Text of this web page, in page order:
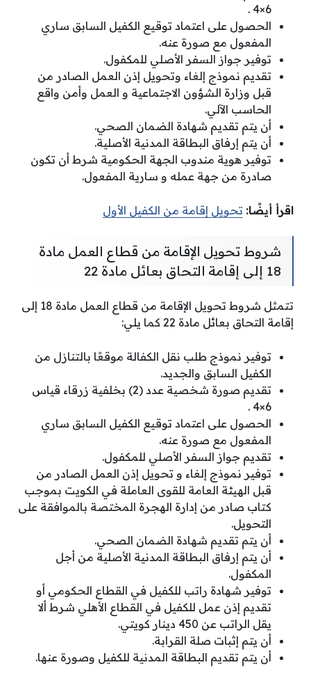
6×4 .
الحصول على اعتماد توقيع الكفيل السابق ساري
المفعول مع صورة عنه.
توفير جواز السفر الأصلي للمكفول.
تقديم نموذج إلغاء وتحويل إذن العمل الصادر من
قبل وزارة الشؤون الاجتماعية و العمل وأمن واقع
الحاسب الآلي.
أن يتم تقديم شهادة الضمان الصحي.
أن يتم إرفاق البطاقة المدنية الأصلية.
توفير هوية مندوب الجهة الحكومية شرط أن تكون
صادرة من جهة عمله و سارية المفعول.
اقرأ أيضًا: تحويل إقامة من الكفيل الأول
شروط تحويل الإقامة من قطاع العمل مادة
18 إلى إقامة التحاق بعائل مادة 22
تتمثل شروط تحويل الإقامة من قطاع العمل مادة 18 إلى
إقامة التحاق بعائل مادة 22 كما يلي:
توفير نموذج طلب نقل الكفالة موقعًا بالتنازل من
الكفيل السابق والجديد.
تقديم صورة شخصية عدد (2) بخلفية زرقاء قياس
6×4 .
الحصول على اعتماد توقيع الكفيل السابق ساري
المفعول مع صورة عنه.
تقديم جواز السفر الأصلي للمكفول.
توفير نموذج إلغاء و تحويل إذن العمل الصادر من
قبل الهيئة العامة للقوى العاملة في الكويت بموجب
كتاب صادر من إدارة الهجرة المختصة بالموافقة على
التحويل.
أن يتم تقديم شهادة الضمان الصحي.
أن يتم إرفاق البطاقة المدنية الأصلية من أجل
المكفول.
توفير شهادة راتب للكفيل في القطاع الحكومي أو
تقديم إذن عمل للكفيل في القطاع الأهلي شرط ألا
يقل الراتب عن 450 دينار كويتي.
أن يتم إثبات صلة القرابة.
أن يتم تقديم البطاقة المدنية للكفيل وصورة عنها.